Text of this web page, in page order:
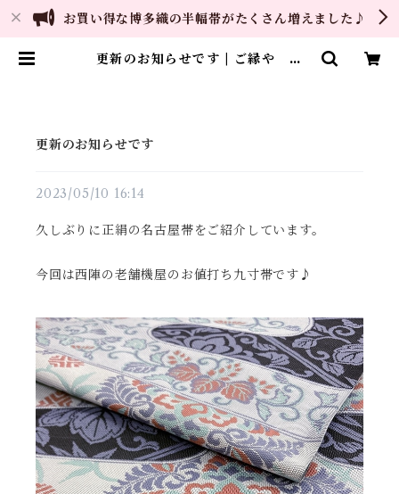
お買い得な博多織の半幅帯がたくさん増えました♪
更新のお知らせです | ご縁や 着
更新のお知らせです
2023/05/10 16:14
久しぶりに正絹の名古屋帯をご紹介しています。
今回は西陣の老舗機屋のお値打ち九寸帯です♪